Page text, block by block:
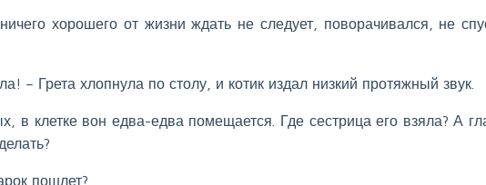
хорошего от жизни ждать не следует, поворачивался, не
– Грета хлопнула по столу, и котик издал низкий протяжный звук.
в клетке вон едва-едва помещается. Где сестрица его взяла? А
пошлет?